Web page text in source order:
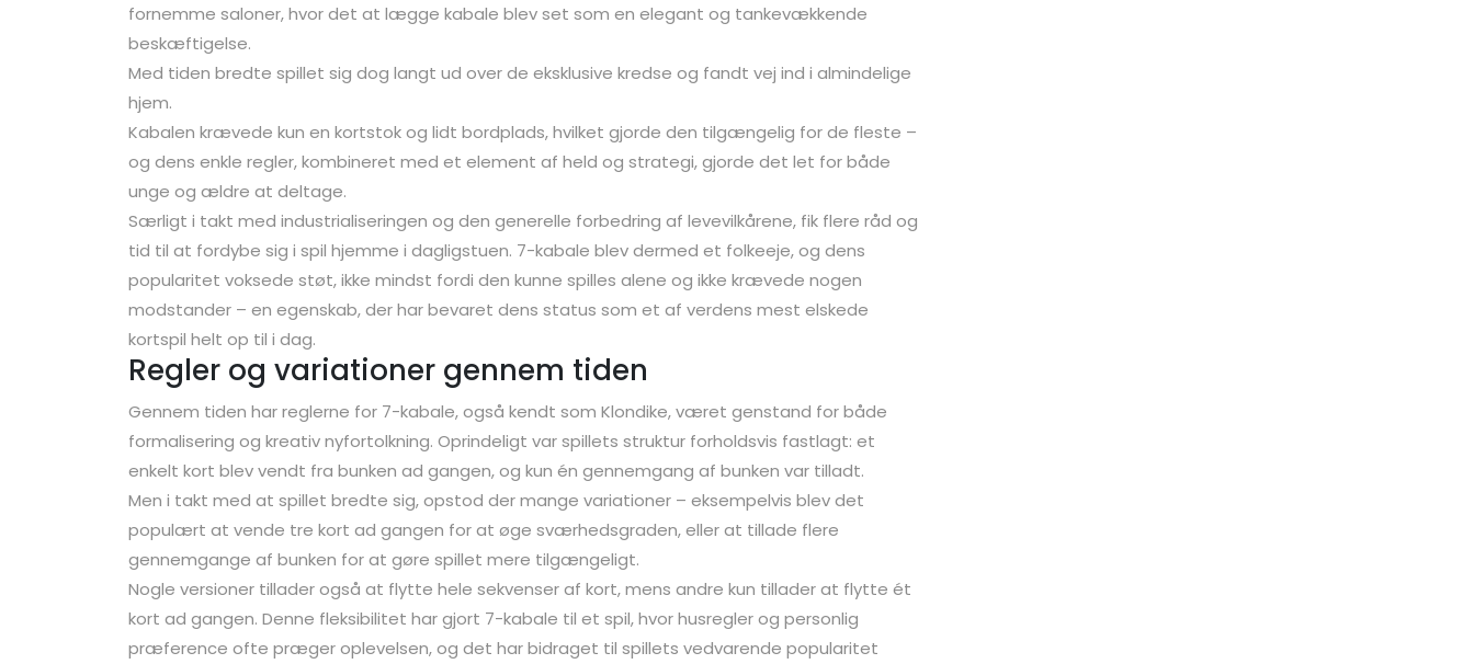
fornemme saloner, hvor det at lægge kabale blev set som en elegant og tankevækkende
beskæftigelse.
Med tiden bredte spillet sig dog langt ud over de eksklusive kredse og fandt vej ind i almindelige
hjem.
Kabalen krævede kun en kortstok og lidt bordplads, hvilket gjorde den tilgængelig for de fleste –
og dens enkle regler, kombineret med et element af held og strategi, gjorde det let for både
unge og ældre at deltage.
Særligt i takt med industrialiseringen og den generelle forbedring af levevilkårene, fik flere råd og
tid til at fordybe sig i spil hjemme i dagligstuen. 7-kabale blev dermed et folkeeje, og dens
popularitet voksede støt, ikke mindst fordi den kunne spilles alene og ikke krævede nogen
modstander – en egenskab, der har bevaret dens status som et af verdens mest elskede
kortspil helt op til i dag.
Regler og variationer gennem tiden
Gennem tiden har reglerne for 7-kabale, også kendt som Klondike, været genstand for både
formalisering og kreativ nyfortolkning. Oprindeligt var spillets struktur forholdsvis fastlagt: et
enkelt kort blev vendt fra bunken ad gangen, og kun én gennemgang af bunken var tilladt.
Men i takt med at spillet bredte sig, opstod der mange variationer – eksempelvis blev det
populært at vende tre kort ad gangen for at øge sværhedsgraden, eller at tillade flere
gennemgange af bunken for at gøre spillet mere tilgængeligt.
Nogle versioner tillader også at flytte hele sekvenser af kort, mens andre kun tillader at flytte ét
kort ad gangen. Denne fleksibilitet har gjort 7-kabale til et spil, hvor husregler og personlig
præference ofte præger oplevelsen, og det har bidraget til spillets vedvarende popularitet